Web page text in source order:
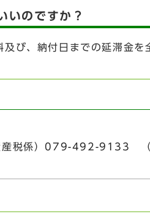
いのですか？
、納付日までの延滞金を
税係） 079-492-9133 （